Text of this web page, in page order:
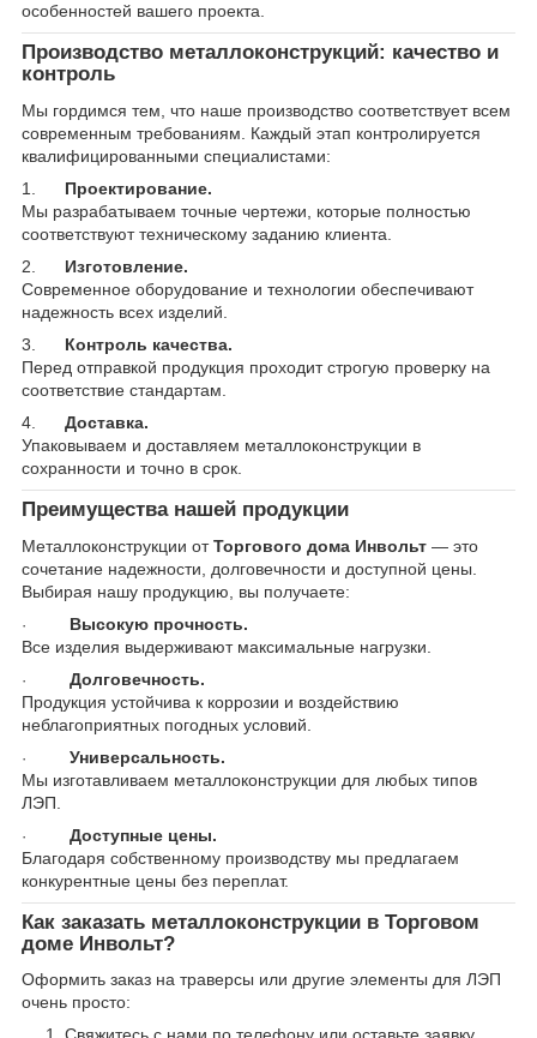
особенностей вашего проекта.
Производство металлоконструкций: качество и
контроль
Мы гордимся тем, что наше производство соответствует всем
современным требованиям. Каждый этап контролируется
квалифицированными специалистами:
1.
Проектирование.
Мы разрабатываем точные чертежи, которые полностью
соответствуют техническому заданию клиента.
2.
Изготовление.
Современное оборудование и технологии обеспечивают
надежность всех изделий.
3.
Контроль качества.
Перед отправкой продукция проходит строгую проверку на
соответствие стандартам.
4.
Доставка.
Упаковываем и доставляем металлоконструкции в
сохранности и точно в срок.
Преимущества нашей продукции
Металлоконструкции отТоргового дома Инвольт — это
сочетание надежности, долговечности и доступной цены.
Выбирая нашу продукцию, вы получаете:
·
Высокую прочность.
Все изделия выдерживают максимальные нагрузки.
·
Долговечность.
Продукция устойчива к коррозии и воздействию
неблагоприятных погодных условий.
·
Универсальность.
Мы изготавливаем металлоконструкции для любых типов
ЛЭП.
·
Доступные цены.
Благодаря собственному производству мы предлагаем
конкурентные цены без переплат.
Как заказать металлоконструкции в Торговом
доме Инвольт?
Оформить заказ на траверсы или другие элементы для ЛЭП
очень просто: